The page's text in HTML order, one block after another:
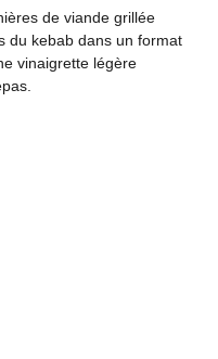
de viande grillée
du kebab dans un format
vinaigrette légère